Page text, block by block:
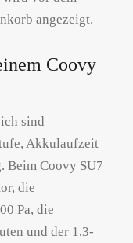
angezeigt.
Coovy
sind
Akkulaufzeit
Beim Coovy SU7
die
Pa, die
und der 1,3-